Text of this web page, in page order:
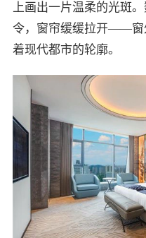
上画出一片温柔的光斑
令，窗帘缓缓拉开——窗
着现代都市的轮廓。